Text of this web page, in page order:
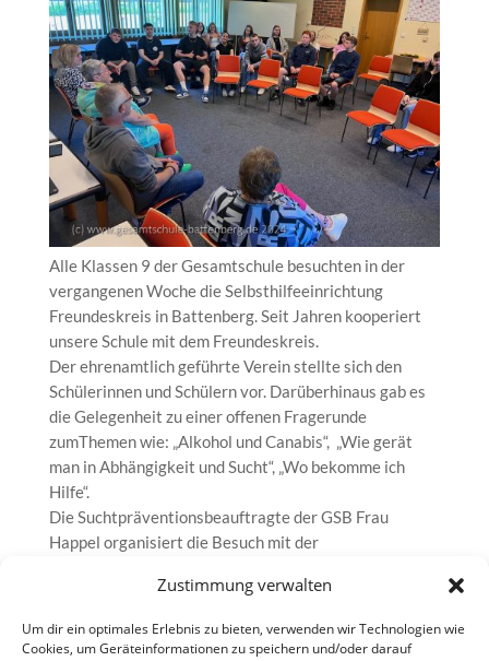
Zustimmung verwalten
Um dir ein optimales Erlebnis zu bieten, verwenden wir Technologien wie
Cookies, um Geräteinformationen zu speichern und/oder darauf
Alle Klassen 9 der Gesamtschule besuchten in der
vergangenen Woche die Selbsthilfeeinrichtung
Freundeskreis in Battenberg. Seit Jahren kooperiert
unsere Schule mit dem Freundeskreis.
Der ehrenamtlich geführte Verein stellte sich den
Schülerinnen und Schülern vor. Darüberhinaus gab es
die Gelegenheit zu einer offenen Fragerunde
zumThemen wie: „Alkohol und Canabis“, „Wie gerät
man in Abhängigkeit und Sucht“, „Wo bekomme ich
Hilfe“.
Die Suchtpräventionsbeauftragte der GSB Frau
Happel organisiert die Besuch mit der
Mehr zum Freundeskreis